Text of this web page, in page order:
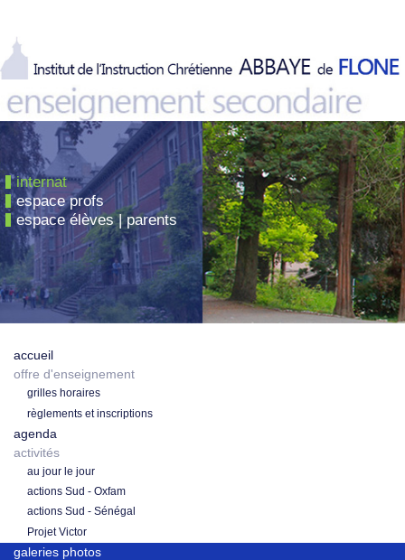
internat
espace profs
espace élèves | parents
accueil
offre d'enseignement
grilles horaires
règlements et inscriptions
agenda
activités
au jour le jour
actions Sud - Oxfam
actions Sud - Sénégal
Projet Victor
galeries photos